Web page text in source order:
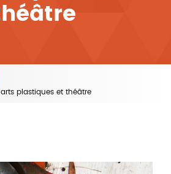
plastiques et théâtre